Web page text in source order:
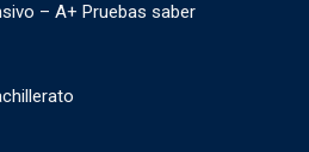
– A+ Pruebas saber